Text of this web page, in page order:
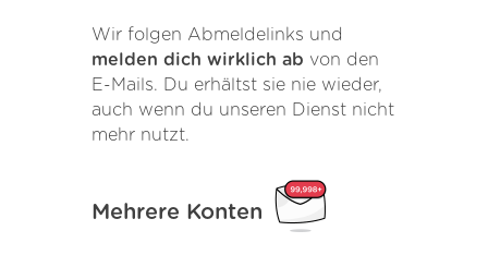
Wir folgen Abmeldelinks und
melden dich wirklich ab von den
E-Mails. Du erhältst sie nie wieder,
auch wenn du unseren Dienst nicht
mehr nutzt.
Mehrere Konten